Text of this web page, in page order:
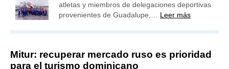
atletas y miembros de delegaciones deportivas
provenientes de Guadalupe,… Leer más
Mitur: recuperar mercado ruso es prioridad
para el turismo dominicano